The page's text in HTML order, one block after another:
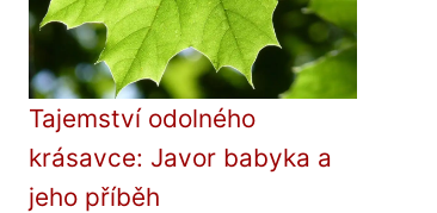
Tajemství odolného
krásavce: Javor babyka a
jeho příběh